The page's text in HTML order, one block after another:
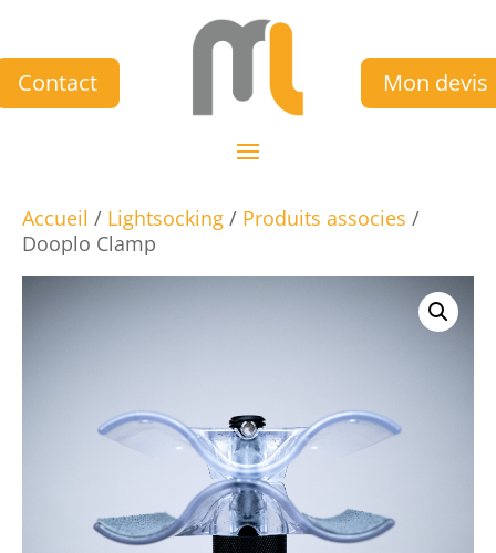
Contact Mon devis
Accueil / Lightsocking / Produits associes /
Dooplo Clamp